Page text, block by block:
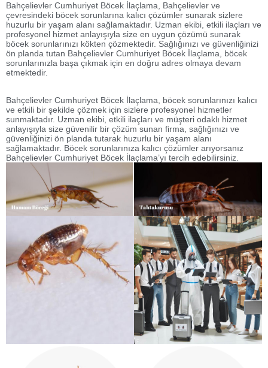
Bahçelievler Cumhuriyet Böcek İlaçlama, Bahçelievler ve
çevresindeki böcek sorunlarına kalıcı çözümler sunarak sizlere
huzurlu bir yaşam alanı sağlamaktadır. Uzman ekibi, etkili ilaçları ve
profesyonel hizmet anlayışıyla size en uygun çözümü sunarak
böcek sorunlarınızı kökten çözmektedir. Sağlığınızı ve güvenliğinizi
ön planda tutan Bahçelievler Cumhuriyet Böcek İlaçlama, böcek
sorunlarınızla başa çıkmak için en doğru adres olmaya devam
etmektedir.
Bahçelievler Cumhuriyet Böcek İlaçlama, böcek sorunlarınızı kalıcı
ve etkili bir şekilde çözmek için sizlere profesyonel hizmetler
sunmaktadır. Uzman ekibi, etkili ilaçları ve müşteri odaklı hizmet
anlayışıyla size güvenilir bir çözüm sunan firma, sağlığınızı ve
güvenliğinizi ön planda tutarak huzurlu bir yaşam alanı
sağlamaktadır. Böcek sorunlarınıza kalıcı çözümler arıyorsanız
Bahçelievler Cumhuriyet Böcek İlaçlama’yı tercih edebilirsiniz.